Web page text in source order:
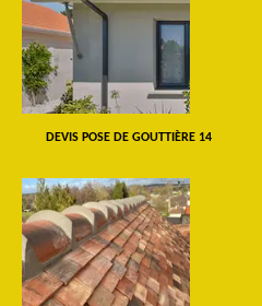
DEVIS POSE DE GOUTTIÈRE 14